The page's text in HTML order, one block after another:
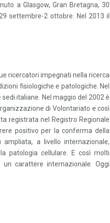
a Glasgow, Gran Bretagna, 30
settembre-2 ottobre. Nel 2013 il
ricercatori impegnati nella ricerca
fisiologiche e patologiche. Nel
italiane. Nel maggio del 2002 è
di Volontariato e così
registrata nel Registro Regionale
positivo per la conferma della
a livello internazionale,
patologia cellulare. E così molti
carattere internazionale. Oggi